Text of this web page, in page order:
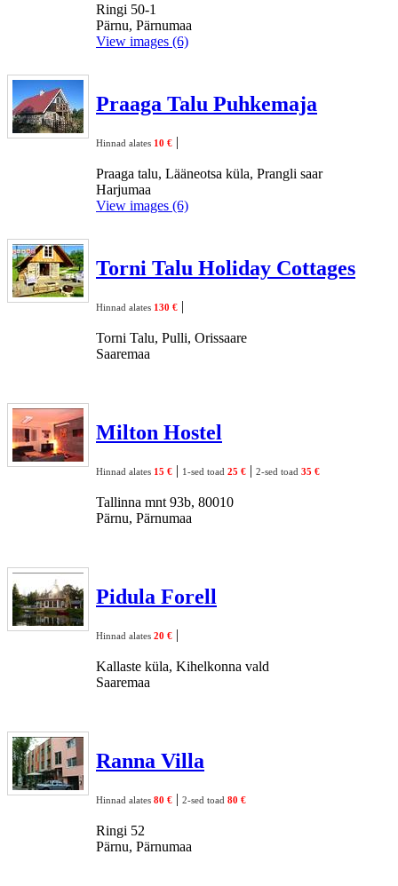
Ringi 50-1
Pärnu, Pärnumaa
View images (6)
Praaga Talu Puhkemaja
Hinnad alates 10 € |
Praaga talu, Lääneotsa küla, Prangli saar
Harjumaa
View images (6)
Torni Talu Holiday Cottages
Hinnad alates 130 € |
Torni Talu, Pulli, Orissaare
Saaremaa
Milton Hostel
Hinnad alates 15 € | 1-sed toad 25 € | 2-sed toad 35 €
Tallinna mnt 93b, 80010
Pärnu, Pärnumaa
Pidula Forell
Hinnad alates 20 € |
Kallaste küla, Kihelkonna vald
Saaremaa
Ranna Villa
Hinnad alates 80 € | 2-sed toad 80 €
Ringi 52
Pärnu, Pärnumaa